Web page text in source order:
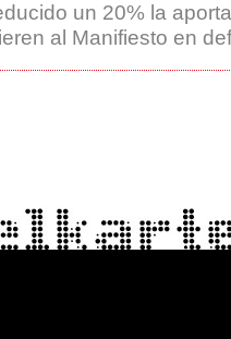
un 20% la
al Manifiesto en